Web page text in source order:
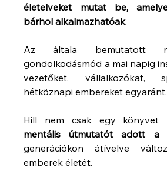
életelveket mutat be,
bárhol alkalmazhatóak.
Az általa bemutatott
gondolkodásmód a mai napig
vezetőket, vállalkozókat,
hétköznapi embereket egyaránt.
mentális útmutatót adott a
generációkon átívelve
emberek életét.